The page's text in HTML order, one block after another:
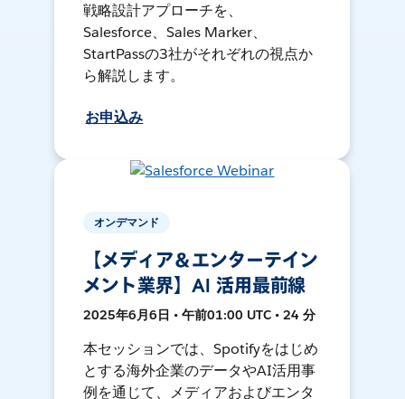
戦略設計アプローチを、
Salesforce、Sales Marker、
StartPassの3社がそれぞれの視点か
ら解説します。
お申込み
オンデマンド
【メディア＆エンターテイン
メント業界】AI 活用最前線
2025年6月6日 • 午前01:00 UTC • 24 分
本セッションでは、Spotifyをはじめ
とする海外企業のデータやAI活用事
例を通じて、メディアおよびエンタ